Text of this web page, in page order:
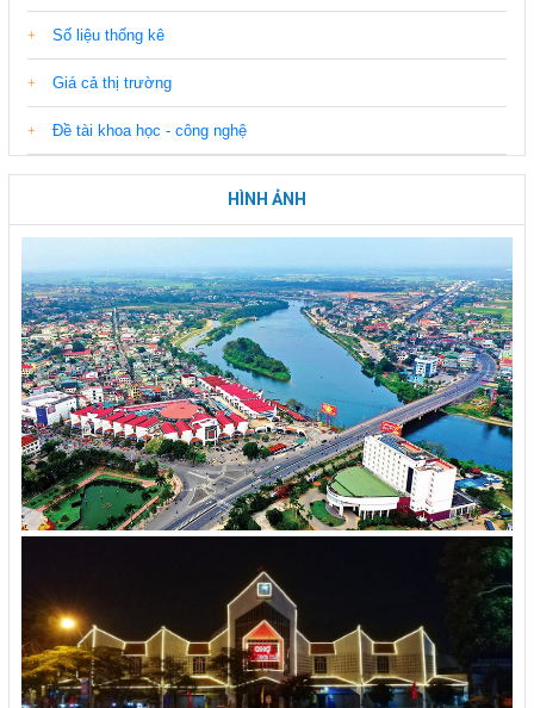
Số liệu thống kê
Giá cả thị trường
Đề tài khoa học - công nghệ
HÌNH ẢNH